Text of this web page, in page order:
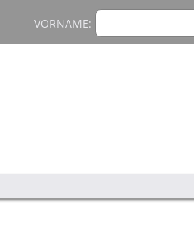
VORNAME: